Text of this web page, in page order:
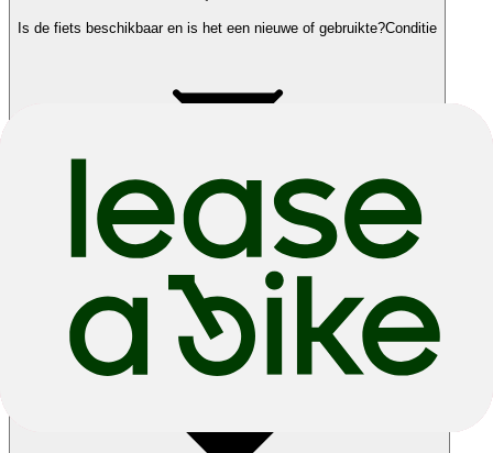
Is de fiets beschikbaar en is het een nieuwe of gebruikte?Conditie
Wat als de fiets niet past of ik hem toch niet graag zie? Stuur terug